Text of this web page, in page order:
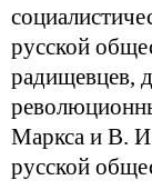
русской
радищевцев,
Маркса и В.
русской